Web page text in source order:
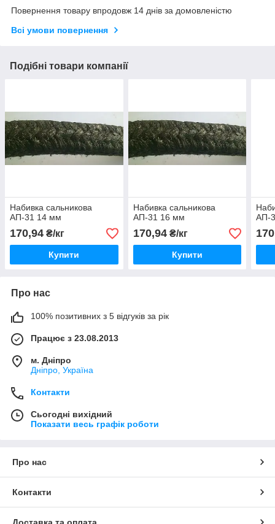
Повернення товару впродовж 14 днів за домовленістю
Всі умови повернення
Подібні товари компанії
Набивка сальникова
АП-31 14 мм
170,94 ₴/кг
Купити
Набивка сальникова
АП-31 16 мм
170,94₴/кг
Купити
АП-
Про нас
100% позитивних з 5 відгуків за рік
Працює з 23.08.2013
м. Дніпро
Дніпро, Україна
Контакти
Сьогодні вихідний
Показати весь графік роботи
Про нас
Контакти